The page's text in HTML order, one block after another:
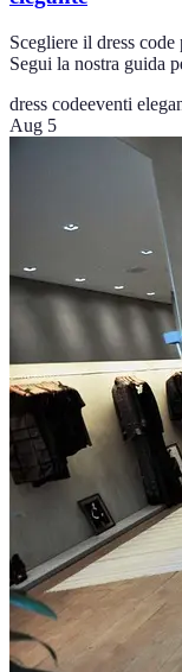
Scegliere il dress code
Segui la nostra guida
dress codeeventi
Aug 5